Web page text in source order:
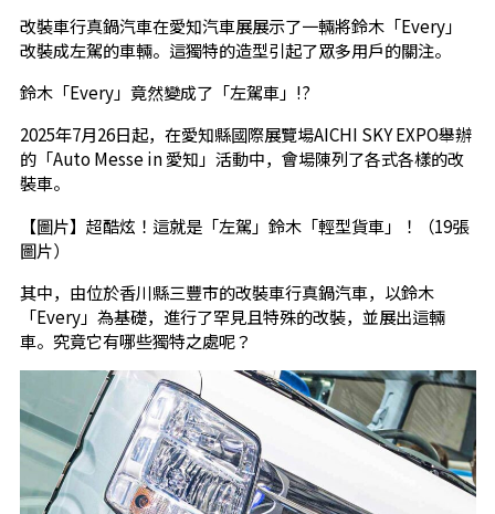
改裝車行真鍋汽車在愛知汽車展展示了一輛將鈴木「Every」
改裝成左駕的車輛。這獨特的造型引起了眾多用戶的關注。
鈴木「Every」竟然變成了「左駕車」!?
2025年7月26日起，在愛知縣國際展覽場AICHI SKY EXPO舉辦
的「Auto Messe in 愛知」活動中，會場陳列了各式各樣的改
裝車。
【圖片】超酷炫！這就是「左駕」鈴木「輕型貨車」！（19張
圖片）
其中，由位於香川縣三豐市的改裝車行真鍋汽車，以鈴木
「Every」為基礎，進行了罕見且特殊的改裝，並展出這輛
車。究竟它有哪些獨特之處呢？